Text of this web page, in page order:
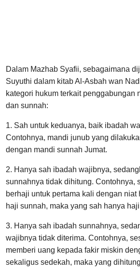
Dalam Mazhab Syafii, sebagaimana
Suyuthi dalam kitab Al-Asbah wan
kategori hukum terkait penggabungan
dan sunnah:
1. Sah untuk keduanya, baik ibadah
Contohnya, mandi junub yang
dengan mandi sunnah Jumat.
2. Hanya sah ibadah wajibnya,
sunnahnya tidak dihitung. Contohnya,
berhaji untuk pertama kali dengan
haji sunnah, maka yang sah hanya
3. Hanya sah ibadah sunnahnya,
wajibnya tidak diterima. Contohnya,
memberi uang kepada fakir miskin
sekaligus sedekah, maka yang